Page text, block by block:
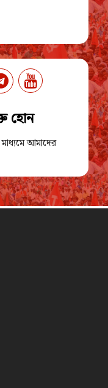
হোন
আমাদের